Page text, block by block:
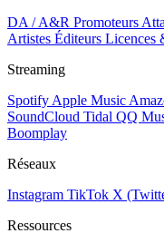
DA / A&R Promoteurs
Artistes Éditeurs Licences
Streaming
Spotify Apple Music
SoundCloud Tidal QQ
Boomplay
Réseaux
Instagram TikTok X
Ressources